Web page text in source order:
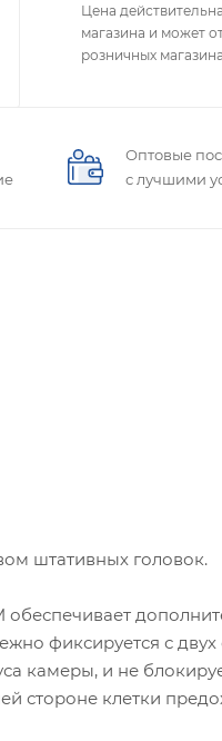
Оптовые
с лучшими
штативных головок.
обеспечивает
фиксируется с двух
камеры, и не
стороне клетки
Цена
магазина и может
розничных